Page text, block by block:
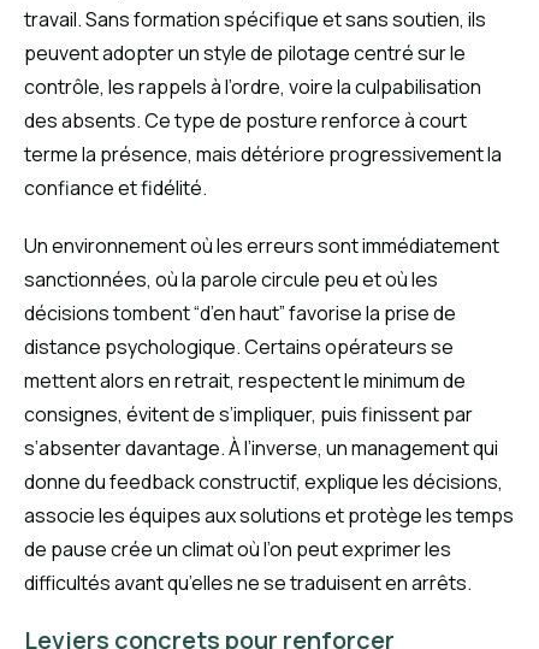
travail. Sans formation spécifique et sans soutien, ils
peuvent adopter un style de pilotage centré sur le
contrôle, les rappels à l’ordre, voire la culpabilisation
des absents. Ce type de posture renforce à court
terme la présence, mais détériore progressivement la
confiance et fidélité.
Un environnement où les erreurs sont immédiatement
sanctionnées, où la parole circule peu et où les
décisions tombent “d’en haut” favorise la prise de
distance psychologique. Certains opérateurs se
mettent alors en retrait, respectent le minimum de
consignes, évitent de s’impliquer, puis finissent par
s’absenter davantage. À l’inverse, un management qui
donne du feedback constructif, explique les décisions,
associe les équipes aux solutions et protège les temps
de pause crée un climat où l’on peut exprimer les
difficultés avant qu’elles ne se traduisent en arrêts.
Leviers concrets pour renforcer